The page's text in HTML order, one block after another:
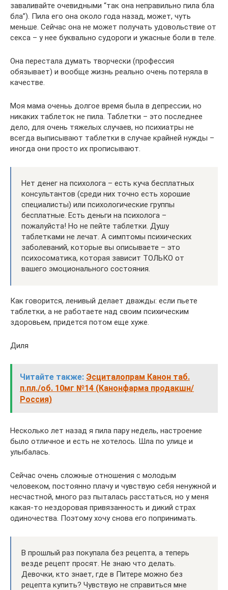
заваливайте очевидными “так она неправильно пила бла
бла”). Пила его она около года назад, может, чуть
меньше. Сейчас она не может получать удовольствие от
секса – у нее буквально судороги и ужасные боли в теле.
Она перестала думать творчески (профессия
обязывает) и вообще жизнь реально очень потеряла в
качестве.
Моя мама оченьь долгое время была в депрессии, но
никаких таблеток не пила. Таблетки – это последнее
дело, для очень тяжелых случаев, но психиатры не
всегда выписывают таблетки в случае крайней нужды –
иногда они просто их прописывают.
Нет денег на психолога – есть куча бесплатных
консультантов (среди них точно есть хорошие
специалисты) или психологические группы
бесплатные. Есть деньги на психолога –
пожалуйста! Но не пейте таблетки. Душу
таблетками не лечат. А симптомы психических
заболеваний, которые вы описываете – это
психосоматика, которая зависит ТОЛЬКО от
вашего эмоционального состояния.
Как говорится, ленивый делает дважды: если пьете
таблетки, а не работаете над своим психическим
здоровьем, придется потом еще хуже.
Диля
Читайте также: Эсциталопрам Канон таб.
п.пл./об. 10мг №14 (Канонфарма продaкшн/
Россия)
Несколько лет назад я пила пару недель, настроение
было отличное и есть не хотелось. Шла по улице и
улыбалась.
Сейчас очень сложные отношения с молодым
человеком, постоянно плачу и чувствую себя ненужной и
несчастной, много раз пыталась расстаться, но у меня
какая-то нездоровая привязанность и дикий страх
одиночества. Поэтому хочу снова его попринимать.
В прошлый раз покупала без рецепта, а теперь
везде рецепт просят. Не знаю что делать.
Девочки, кто знает, где в Питере можно без
рецепта купить? Чувствую не справиться мне